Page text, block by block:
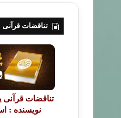
تناقضات قرآنی
تناقضات
نویسنده :